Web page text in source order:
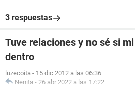
3 respuestas
Tuve relaciones y no sé si
dentro
luzecoita - 15 dic 2012 a las 06:36
Nenita - 26 abr 2022 a las 17:22